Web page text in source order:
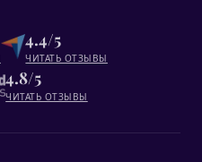
4.4/5
ЧИТАТЬ ОТЗЫВЫ
4.8/5
ЧИТАТЬ ОТЗЫВЫ